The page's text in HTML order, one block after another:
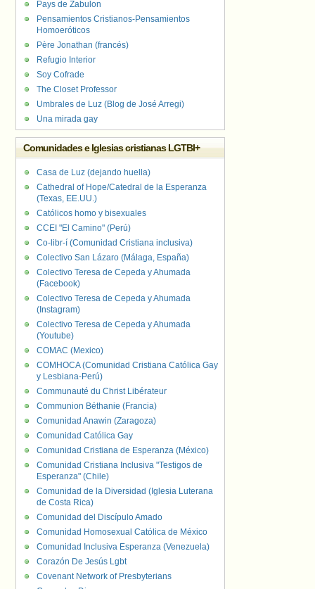
Pays de Zabulon
Pensamientos Cristianos-Pensamientos
Homoeróticos
Père Jonathan (francés)
Refugio Interior
Soy Cofrade
The Closet Professor
Umbrales de Luz (Blog de José Arregi)
Una mirada gay
Comunidades e Iglesias cristianas LGTBI+
Casa de Luz (dejando huella)
Cathedral of Hope/Catedral de la Esperanza
(Texas, EE.UU.)
Católicos homo y bisexuales
CCEI "El Camino" (Perú)
Co-libr-í (Comunidad Cristiana inclusiva)
Colectivo San Lázaro (Málaga, España)
Colectivo Teresa de Cepeda y Ahumada
(Facebook)
Colectivo Teresa de Cepeda y Ahumada
(Instagram)
Colectivo Teresa de Cepeda y Ahumada
(Youtube)
COMAC (Mexico)
COMHOCA (Comunidad Cristiana Católica Gay
y Lesbiana-Perú)
Communauté du Christ Libérateur
Communion Béthanie (Francia)
Comunidad Anawin (Zaragoza)
Comunidad Católica Gay
Comunidad Cristiana de Esperanza (México)
Comunidad Cristiana Inclusiva "Testigos de
Esperanza" (Chile)
Comunidad de la Diversidad (Iglesia Luterana
de Costa Rica)
Comunidad del Discípulo Amado
Comunidad Homosexual Católica de México
Comunidad Inclusiva Esperanza (Venezuela)
Corazón De Jesús Lgbt
Covenant Network of Presbyterians